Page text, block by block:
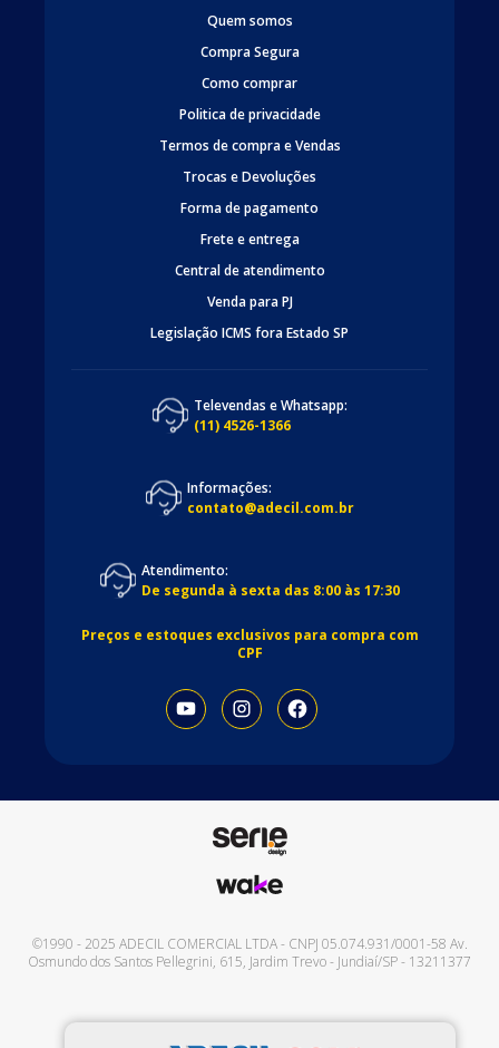
Quem somos
Compra Segura
Como comprar
Politica de privacidade
Termos de compra e Vendas
Trocas e Devoluções
Forma de pagamento
Frete e entrega
Central de atendimento
Venda para PJ
Legislação ICMS fora Estado SP
Televendas e Whatsapp:
(11) 4526-1366
Informações:
contato@adecil.com.br
Atendimento:
De segunda à sexta das 8:00 às 17:30
Preços e estoques exclusivos para compra com
CPF
©1990 - 2025 ADECIL COMERCIAL LTDA- CNPJ 05.074.931/0001-58 Av.
Osmundo dos Santos Pellegrini, 615, Jardim Trevo- Jundiaí/SP- 13211377